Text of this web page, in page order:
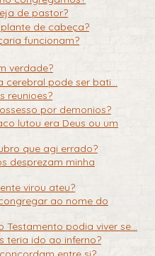
de pastor?
de cabeça?
funcionam?
verdade?
cerebral pode ser bati...
reunioes?
por demonios?
lutou era Deus ou um
que agi errado?
desprezam minha
virou ateu?
ao nome do
Testamento podia viver se...
teria ido ao inferno?